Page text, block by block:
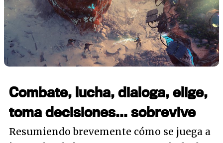
Combate, lucha, dialoga, elige,
toma decisiones... sobrevive
Resumiendo brevemente cómo se juega a